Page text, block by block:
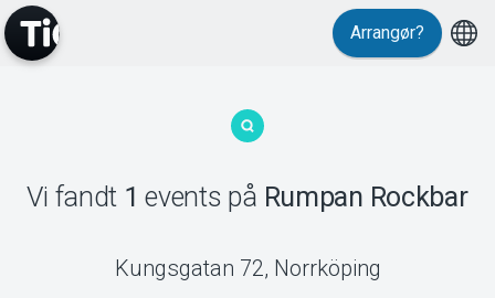
MyTickster
Support
Arrangør?
Vi fandt 1 events på Rumpan Rockbar
Kungsgatan 72, Norrköping